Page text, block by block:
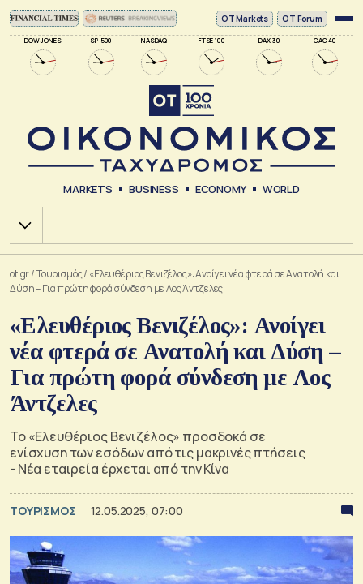
DOW JONES SP 500 NASDAQ FTSE 100 DAX 30 CAC 40
ΟΤ Markets OT Forum
MARKETS BUSINESS ECONOMY WORLD
Χ.Α.
ot.gr/Τουρισμός/ «Ελευθέριος Βενιζέλος»: Ανοίγει νέα φτερά σε Ανατολή και
Δύση – Για πρώτη φορά σύνδεση με Λος Άντζελες
«Ελευθέριος Βενιζέλος»: Ανοίγει
νέα φτερά σε Ανατολή και Δύση –
Για πρώτη φορά σύνδεση με Λος
Άντζελες
Το «Ελευθέριος Βενιζέλος» προσδοκά σε
ενίσχυση των εσόδων από τις μακρινές πτήσεις
- Νέα εταιρεία έρχεται από την Κίνα
ΤΟΥΡΙΣΜΟΣ 12.05.2025, 07:00